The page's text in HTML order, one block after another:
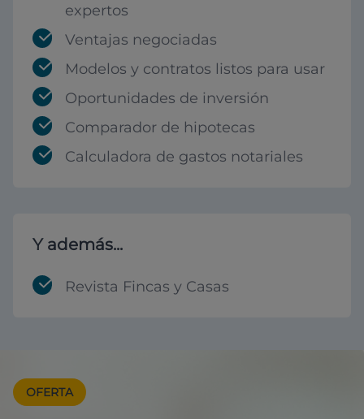
expertos
Ventajas negociadas
Modelos y contratos listos para usar
Oportunidades de inversión
Comparador de hipotecas
Calculadora de gastos notariales
Y además...
Revista Fincas y Casas
OFERTA